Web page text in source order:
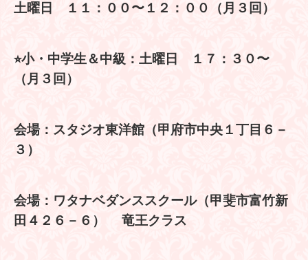
土曜日 １１：００〜１２：００（月３回）
⭐︎小・中学生＆中級：土曜日 １７：３０〜
（月３回）
会場：スタジオ東洋館（甲府市中央１丁目６－
３）
会場：ワタナベダンススクール（甲斐市富竹新
田４２６－６） 竜王クラス